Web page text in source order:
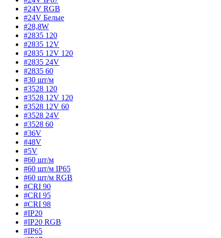
#24V RGB
#24V Белые
#28,8W
#2835 120
#2835 12V
#2835 12V 120
#2835 24V
#2835 60
#30 шт/м
#3528 120
#3528 12V 120
#3528 12V 60
#3528 24V
#3528 60
#36V
#48V
#5V
#60 шт/м
#60 шт/м IP65
#60 шт/м RGB
#CRI 90
#CRI 95
#CRI 98
#IP20
#IP20 RGB
#IP65